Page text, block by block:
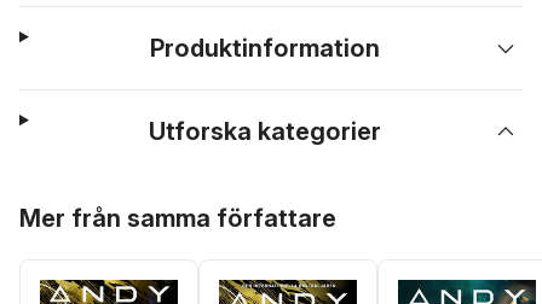
Produktinformation
Utforska kategorier
Mer från samma författare